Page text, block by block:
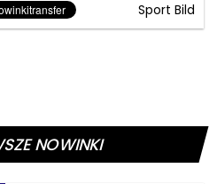
Sport Bild
NOWINKI